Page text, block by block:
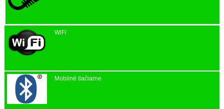
WiFi
Mobilné tlačiarne